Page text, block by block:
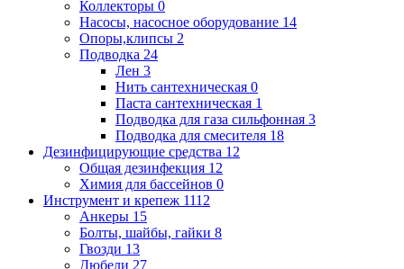
Коллекторы 0
Насосы, насосное оборудование 14
Опоры,клипсы 2
Подводка 24
Лен 3
Нить сантехническая 0
Паста сантехническая 1
Подводка для газа сильфонная 3
Подводка для смесителя 18
Дезинфицирующие средства 12
Общая дезинфекция 12
Химия для бассейнов 0
Инструмент и крепеж 1112
Анкеры 15
Болты, шайбы, гайки 8
Гвозди 13
Дюбели 27